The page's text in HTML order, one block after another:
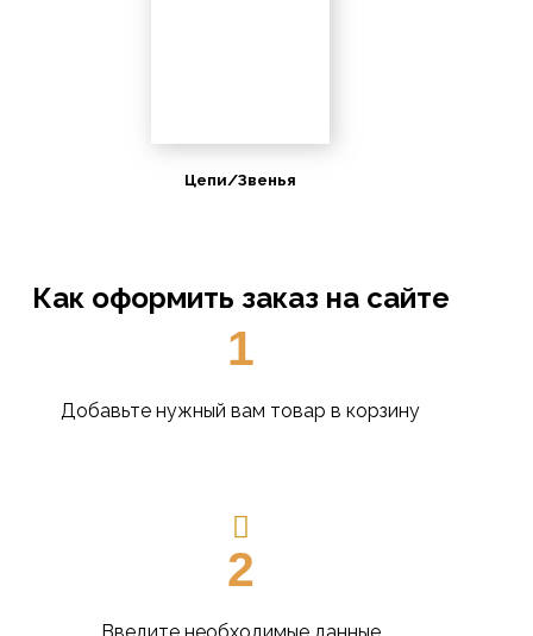
Цепи/Звенья
Как оформить заказ на сайте
1
Добавьте нужный вам товар в корзину
2